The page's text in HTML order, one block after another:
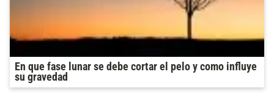
En que fase lunar se debe cortar el pelo y como influye
su gravedad